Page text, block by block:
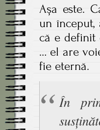
Așa este.
un
că e definit
… el are
fie eternă.
În